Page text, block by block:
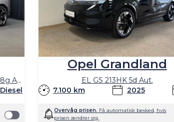
1,5 BlueHDi Elegance EAT8 130HK 5d 8g Aut.
Diesel
Opel Grandland
EL GS 213HK 5d Aut.
7.100 km
2025
Overvåg prisen. Få automatisk besked, hvis
prisen ændrer sig.